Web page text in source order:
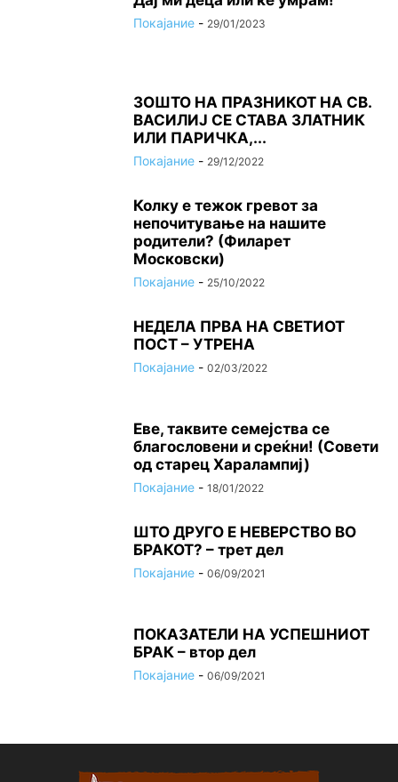
Покајание - 29/01/2023
ЗОШТО НА ПРАЗНИКОТ НА СВ.
ВАСИЛИЈ СЕ СТАВА ЗЛАТНИК
ИЛИ ПАРИЧКА,...
Покајание - 29/12/2022
Колку е тежок гревот за
непочитување на нашите
родители? (Филарет
Московски)
Покајание - 25/10/2022
НЕДЕЛА ПРВА НА СВЕТИОТ
ПОСТ – УТРЕНА
Покајание - 02/03/2022
Еве, таквите семејства се
благословени и среќни! (Совети
од старец Харалампиј)
Покајание - 18/01/2022
ШТО ДРУГО Е НЕВЕРСТВО ВО
БРАКОТ? – трет дел
Покајание - 06/09/2021
ПОКАЗАТЕЛИ НА УСПЕШНИОТ
БРАК – втор дел
Покајание - 06/09/2021